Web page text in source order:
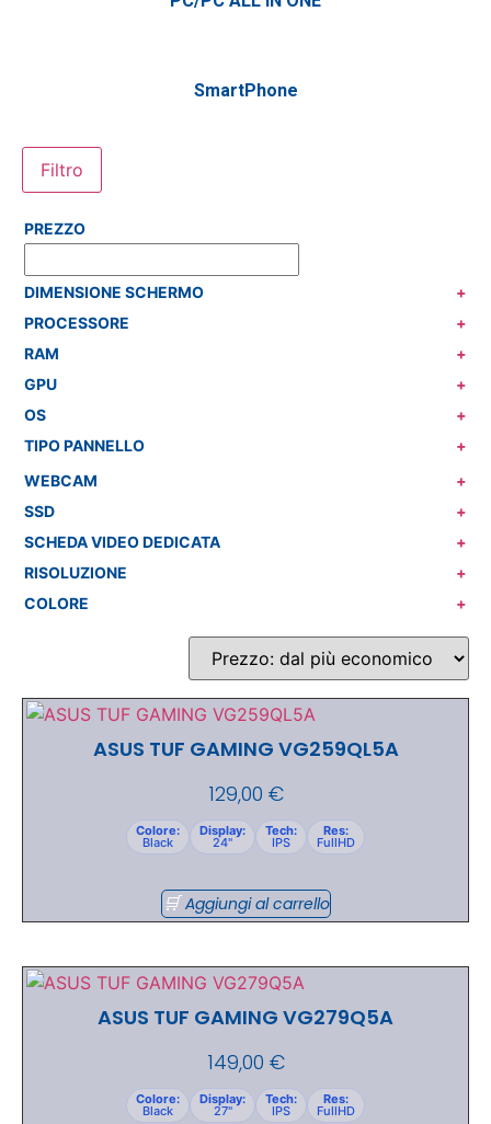
SmartPhone
Filtro
PREZZO
DIMENSIONE SCHERMO
+
PROCESSORE
+
RAM
+
GPU
+
OS
+
TIPO PANNELLO
+
WEBCAM
+
SSD
+
SCHEDA VIDEO DEDICATA
+
RISOLUZIONE
+
COLORE
+
ASUS TUF GAMING VG259QL5A
129,00 €
Colore:
Black
Display:
24"
Tech:
IPS
Res:
FullHD
Aggiungi al carrello
ASUS TUF GAMING VG279Q5A
149,00 €
Colore:
Black
Display:
27"
Tech:
IPS
Res:
FullHD